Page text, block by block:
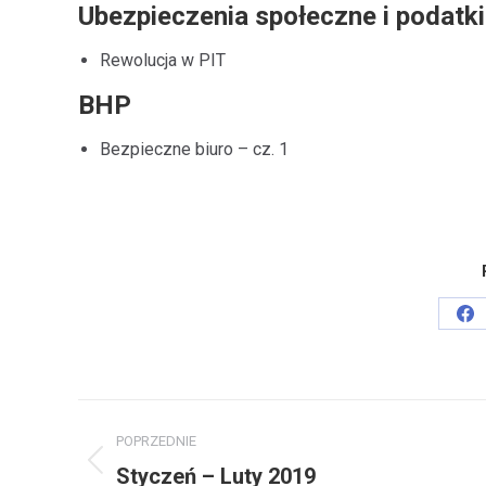
Ubezpieczenia społeczne i podatki
Rewolucja w PIT
BHP
Bezpieczne biuro – cz. 1
navigation
POPRZEDNIE
Previous
Styczeń – Luty 2019